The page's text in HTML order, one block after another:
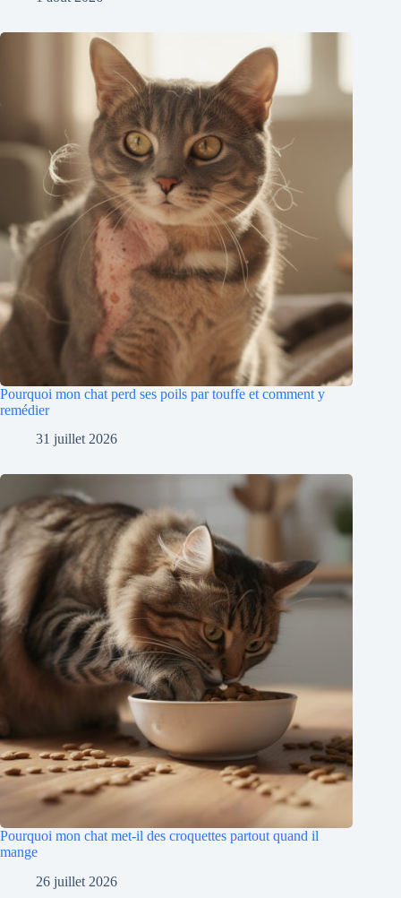
Pourquoi mon chat perd ses poils par touffe et comment y
remédier
31 juillet 2026
Pourquoi mon chat met-il des croquettes partout quand il
mange
26 juillet 2026